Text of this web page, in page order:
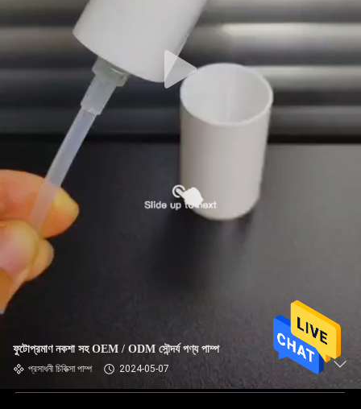
ফুটোপ্রমাণ নকশা সহ OEM / ODM সৌন্দর্য পণ্য পাম্প
প্রসাধনী চিকিত্সা পাম্প 2024-05-07